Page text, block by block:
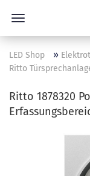
LED Shop »
Ritto
Ritto 1878320